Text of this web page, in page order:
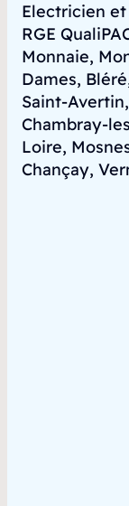
Electricien
RGE
Monnaie,
Dames,
Saint-
Chambray-
Loire,
Chançay,